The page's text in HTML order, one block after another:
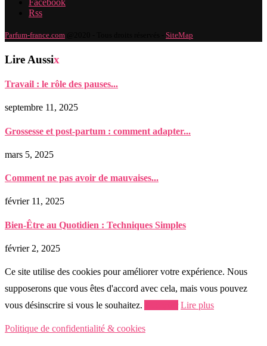
Facebook
Rss
Parfum-france.com SiteMap
Lire Aussix
Travail : le rôle des pauses...
septembre 11, 2025
Grossesse et post-partum : comment adapter...
mars 5, 2025
Comment ne pas avoir de mauvaises...
février 11, 2025
Bien-Être au Quotidien : Techniques Simples
février 2, 2025
Ce site utilise des cookies pour améliorer votre expérience. Nous
supposerons que vous êtes d'accord avec cela, mais vous pouvez
vous désinscrire si vous le souhaitez.
Lire plus
Politique de confidentialité & cookies